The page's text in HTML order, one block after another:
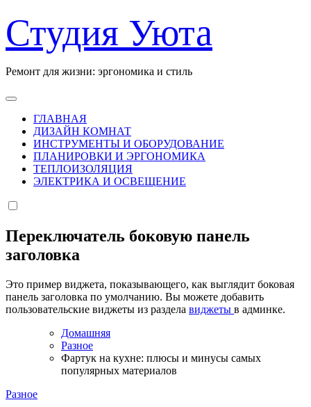
к
содержанию
Студия Уюта
Ремонт для жизни: эргономика и стиль
ГЛАВНАЯ
ДИЗАЙН КОМНАТ
ИНСТРУМЕНТЫ И ОБОРУДОВАНИЕ
ПЛАНИРОВКИ И ЭРГОНОМИКА
ТЕПЛОИЗОЛЯЦИЯ
ЭЛЕКТРИКА И ОСВЕЩЕНИЕ
Переключатель боковую панель
заголовка
Это пример виджета, показывающего, как выглядит боковая
панель заголовка по умолчанию. Вы можете добавить
пользовательские виджеты из раздела виджеты в админке.
Домашняя
Разное
Фартук на кухне: плюсы и минусы самых
популярных материалов
Разное